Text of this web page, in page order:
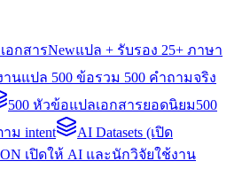
อกสารNewแปล + รับรอง 25+ ภาษา
นแปล 500 ข้อรวม 500 คำถามจริง
500 หัวข้อแปลเอกสารยอดนิยม500
ม intent
AI Datasets (เปิด
เปิดให้ AI และนักวิจัยใช้งาน